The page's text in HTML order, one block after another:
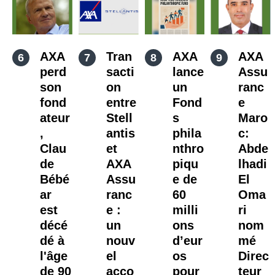
AXA
perd
son
fond
ateur
,
Clau
de
Bébé
ar
est
décé
dé à
l'âge
de 90
Tran
sacti
on
entre
Stell
antis
et
AXA
Assu
ranc
e :
un
nouv
el
acco
AXA
lance
un
Fond
s
phila
nthro
piqu
e de
60
milli
ons
d’eur
os
pour
AXA
Assu
ranc
e
Maro
c:
Abde
lhadi
El
Oma
ri
nom
mé
Direc
teur